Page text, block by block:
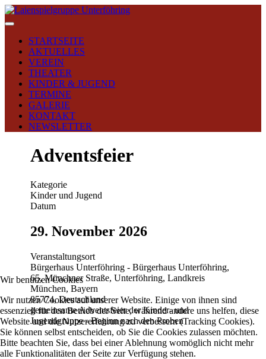
STARTSEITE
AKTUELLES
VEREIN
THEATER
KINDER & JUGEND
TERMINE
GALERIE
KONTAKT
NEWSLETTER
Adventsfeier
Kategorie
Kinder und Jugend
Datum
29. November 2026
Veranstaltungsort
Bürgerhaus Unterföhring - Bürgerhaus Unterföhring,
65, Münchner Straße, Unterföhring, Landkreis
München, Bayern
85774, Deutschland
gemeinsame Adventsfeier der Kinder- und
Jugendgruppe - Beginn nach den Proben
Wir benutzen Cookies
Wir nutzen Cookies auf unserer Website. Einige von ihnen sind
essenziell für den Betrieb der Seite, während andere uns helfen, diese
Website und die Nutzererfahrung zu verbessern (Tracking Cookies).
Sie können selbst entscheiden, ob Sie die Cookies zulassen möchten.
Bitte beachten Sie, dass bei einer Ablehnung womöglich nicht mehr
alle Funktionalitäten der Seite zur Verfügung stehen.